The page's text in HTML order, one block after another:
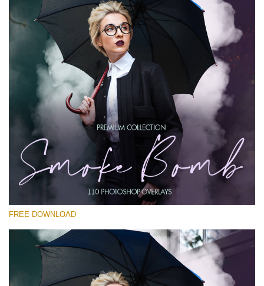
Lütfen seçin
Free PNG Overlay #26
Small 800*533px
Smoke Bomb
(110 Overlays)
4 Seasons (411 Overlays)
FREE DOWNLOAD